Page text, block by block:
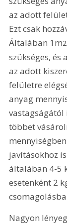
az adott
Ezt csak
Általában 1m2
szükséges,
az adott
felületre
anyag
vastagságától
többet
javításokhoz
általában 4-5
esetenként 2
Nagyon